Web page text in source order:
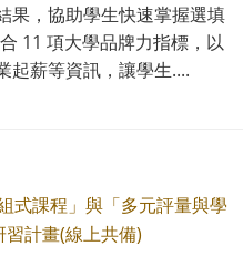
果，協助學生快速掌握選填
11 項大學品牌力指標，以
起薪等資訊，讓學生....
式課程」與「多元評量與學
計畫(線上共備)